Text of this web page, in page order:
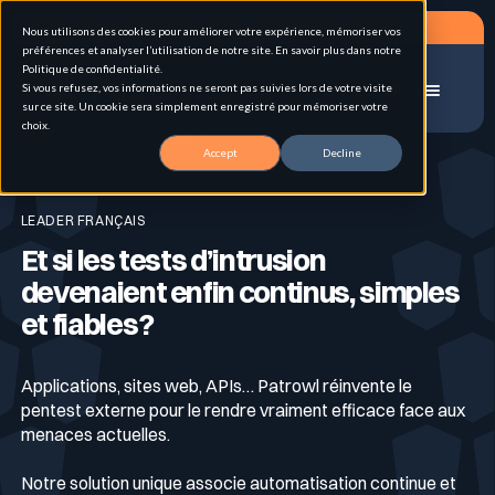
Nous utilisons des cookies pour améliorer votre expérience, mémoriser vos
préférences et analyser l’utilisation de notre site. En savoir plus dans notre
Politique de confidentialité.
Si vous refusez, vos informations ne seront pas suivies lors de votre visite
sur ce site. Un cookie sera simplement enregistré pour mémoriser votre
choix.
Accept Decline
Gestion de la surface d'attaque externe (EASM)
Cas d'usage
Ressources
Planifier un RDV
Menu
Accueil Test d’intrusion en continu
LEADER FRANÇAIS
Et si les tests d’intrusion
devenaient enfin continus, simples
et fiables ?
Applications, sites web, APIs… Patrowl réinvente le
pentest externe pour le rendre vraiment efficace face aux
menaces actuelles.
Notre solution unique associe automatisation continue et